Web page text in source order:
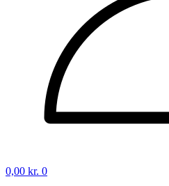
0,00 kr. 0